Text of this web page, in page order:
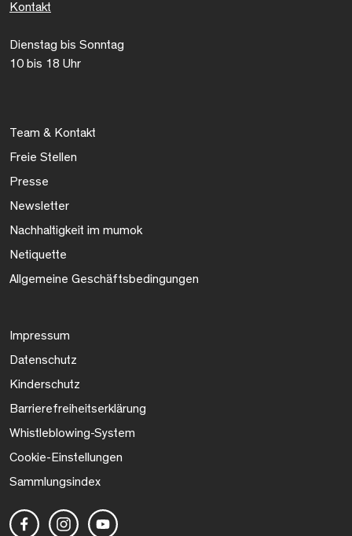
Kontakt
Dienstag bis Sonntag
10 bis 18 Uhr
Team & Kontakt
Freie Stellen
Presse
Newsletter
Nachhaltigkeit im mumok
Netiquette
Allgemeine Geschäftsbedingungen
Impressum
Datenschutz
Kinderschutz
Barrierefreiheitserklärung
Whistleblowing-System
Cookie-Einstellungen
Sammlungsindex